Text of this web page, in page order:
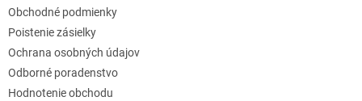
Obchodné podmienky
Poistenie zásielky
Ochrana osobných údajov
Odborné poradenstvo
Hodnotenie obchodu